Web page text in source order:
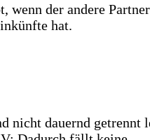
wenn der andere
hat.
nicht dauernd getrennt